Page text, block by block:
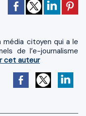
média citoyen qui a le
de l’e-journalisme
cet auteur